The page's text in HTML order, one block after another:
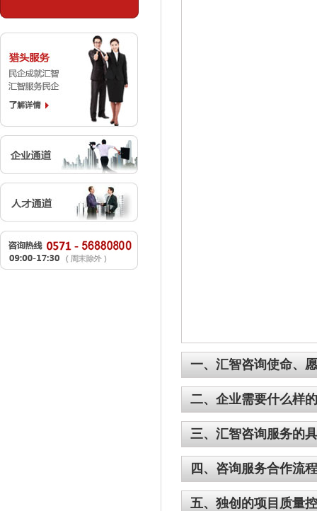
一、汇智咨询使命、
二、企业需要什么样
三、汇智咨询服务的
四、咨询服务合作流程
五、独创的项目质量